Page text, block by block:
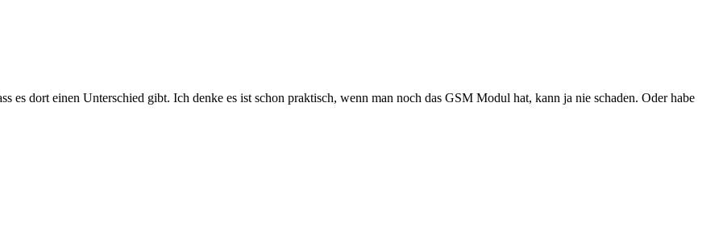
dort einen Unterschied gibt. Ich denke es ist schon praktisch, wenn man noch das GSM Modul hat, kann ja nie schaden. Oder habe